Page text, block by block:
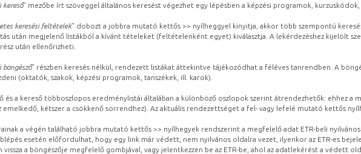
kereső” mezőbe írt szöveggel általános keresést végezhet egy lépésben a képzési programok,
keresési feltételek” dobozt a jobbra mutató kettős >> nyílheggyel kinyitja, akkor több szempontú
után megjelenő listákból a kívánt tételeket (feltételenként egyet) kiválasztja. A lekérdezéshez kijelölt
rész után ellenőrizheti.
böngésző” részben keresés nélkül, rendezett listákat áttekintve tájékozódhat a féléves tanrendben. A
(oktatók, szakok, képzési programok, tanszékek, ill. karok).
és a kereső többoszlopos eredménylistái általában a különböző oszlopok szerint átrendezhetők: ehhez a
emelkedő, kétszer a csökkenő sorrendhez). Az aktuális rendezettséget a fel- vagy lefelé mutató kettős
a végén található jobbra mutató kettős >> nyílhegyek rendszerint a megfelelő adat ETR-beli
esetén előfordulhat, hogy egy link már védett, nem nyilvános oldalra vezet, ilyenkor az ETR-es
vissza a böngészője megfelelő gombjával, vagy jelentkezzen be az ETR-be, ahol az adatlekérést a védett